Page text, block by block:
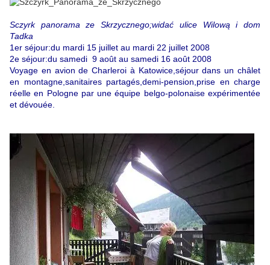
Sczyrk panorama ze Skrzycznego;widać ulice Wilową i dom
Tadka
1er séjour:du mardi 15 juillet au mardi 22 juillet 2008
2e séjour:du samedi 9 août au samedi 16 août 2008
Voyage en avion de Charleroi à Katowice,séjour dans un châlet
en montagne,sanitaires partagés,demi-pension,prise en charge
réelle en Pologne par une équipe belgo-polonaise expérimentée
et dévouée.